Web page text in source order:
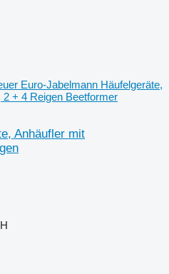
Euro-Jabelmann Häufelgeräte,
+ 4 Reigen Beetformer
Anhäufler mit